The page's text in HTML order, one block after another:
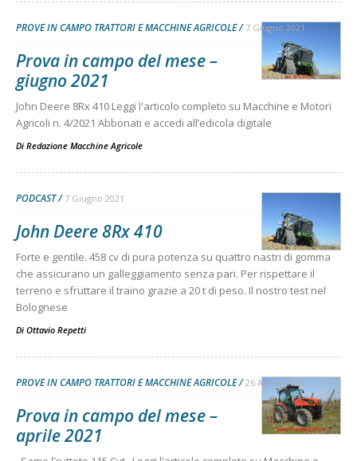
PROVE IN CAMPO TRATTORI E MACCHINE AGRICOLE 7 Giugno 2021
Prova in campo del mese –
giugno 2021
John Deere 8Rx 410 Leggi l'articolo completo su Macchine e Motori
Agricoli n. 4/2021 Abbonati e accedi all’edicola digitale
Di Redazione Macchine Agricole
PODCAST 7 Giugno 2021
John Deere 8Rx 410
Forte e gentile. 458 cv di pura potenza su quattro nastri di gomma
che assicurano un galleggiamento senza pari. Per rispettare il
terreno e sfruttare il traino grazie a 20 t di peso. Il nostro test nel
Bolognese
Di Ottavio Repetti
PROVE IN CAMPO TRATTORI E MACCHINE AGRICOLE 26 Aprile 2021
Prova in campo del mese –
aprile 2021